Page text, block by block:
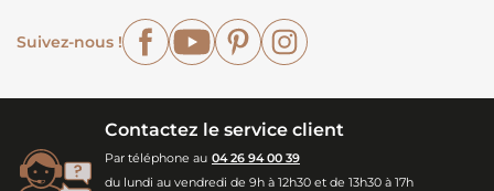
Suivez-nous !
FacebookYouTubePinterest
Contactez le service client
Par téléphone au 04 26 94 00 39
du lundi au vendredi de 9h à 12h30 et de 13h30 à 17h